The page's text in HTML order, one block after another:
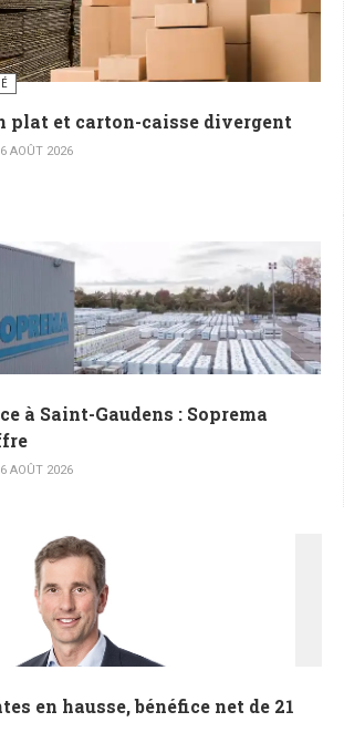
plat et carton-caisse divergent
6 AOÛT 2026
à Saint-Gaudens : Soprema
6 AOÛT 2026
en hausse, bénéfice net de 21